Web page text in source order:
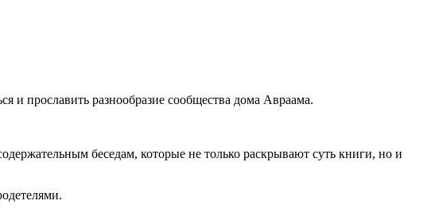
и прославить разнообразие сообщества дома Авраама.
беседам, которые не только раскрывают суть книги, но и